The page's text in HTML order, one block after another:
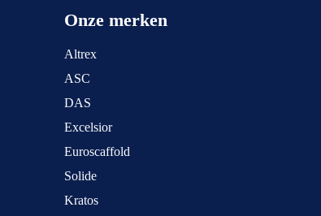
Onze merken
Altrex
ASC
DAS
Excelsior
Euroscaffold
Solide
Kratos